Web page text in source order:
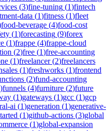
(3)fine-tuning (1)fintech
data (1)fitness (1)fleet
food-beverage (4)food-cost
(1)forecasting (9)forex
(1)frappe (4)frappe-cloud
(2)free (1)free-accounting
(1)freelancer(2)freelancers
(1)freshworks (1)frontend
(2)fund-accounting
)funnels (4)furniture (2)future
(1)gateways (1)gcc (1)gcp
ai (1)generation (1)generative-
(1)github-actions (3)global
(1)global-expansion